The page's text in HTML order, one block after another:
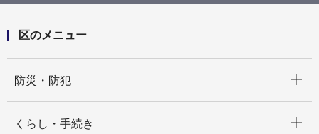
区のメニュー
防災・防犯
くらし・手続き